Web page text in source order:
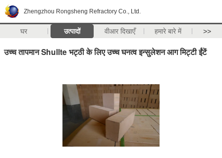
Zhengzhou Rongsheng Refractory Co., Ltd.
घर उत्पादों वीआर दिखाएँ हमारे बारे में >>
उच्च तापमान Shullte भट्ठी के लिए उच्च घनत्व इन्सुलेशन आग मिट्टी ईंटें